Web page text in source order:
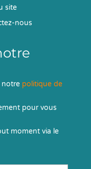
site
nous
notre politique de
pour vous
moment via le